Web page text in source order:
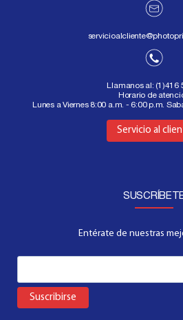
Llamanos al: (1)416
Horario de
Lunes a Viernes 8:00 a.m. - 6:00 p.m.
Servicio al
Aquí
Entérate de nuestras
Suscribirse